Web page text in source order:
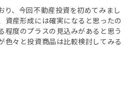
り、今回不動産投資を初めてみまし
資産形成には確実になると思ったの
程度のプラスの見込みがあると思う
色々と投資商品は比較検討してみる